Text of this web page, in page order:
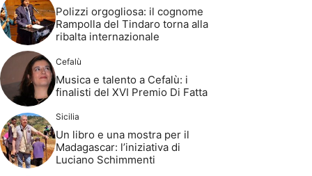
Polizzi orgogliosa: il cognome
Rampolla del Tindaro torna alla
ribalta internazionale
Cefalù
Musica e talento a Cefalù: i
finalisti del XVI Premio Di Fatta
Sicilia
Un libro e una mostra per il
Madagascar: l’iniziativa di
Luciano Schimmenti